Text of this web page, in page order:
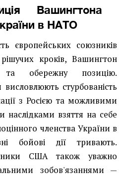
Вашингтона
в НАТО
європейських союзників
кроків, Вашингтон
та обережну позицію.
стурбованість
з Росією та можливими
наслідками взяття на себе
членства України в
бойові дії тривають.
США також уважно
зобов'язаннями —